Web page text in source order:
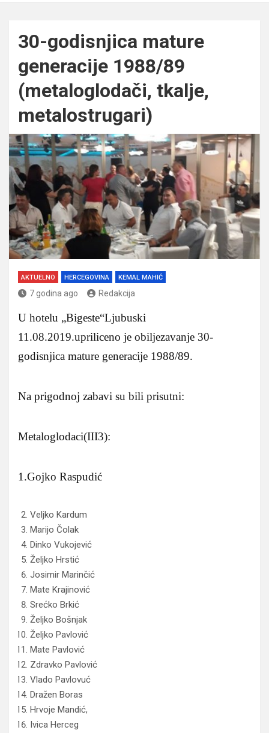
30-godisnjica mature
generacije 1988/89
(metaloglodači, tkalje,
metalostrugari)
AKTUELNO HERCEGOVINA KEMAL MAHIĆ
7 godina ago Redakcija
U hotelu „Bigeste“Ljubuski
11.08.2019.upriliceno je obiljezavanje 30-
godisnjica mature generacije 1988/89.
Na prigodnoj zabavi su bili prisutni:
Metaloglodaci(III3):
1.Gojko Raspudić
Veljko Kardum
Marijo Čolak
Dinko Vukojević
Željko Hrstić
Josimir Marinčić
Mate Krajinović
Srećko Brkić
Željko Bošnjak
Željko Pavlović
Mate Pavlović
Zdravko Pavlović
Vlado Pavlovuć
Dražen Boras
Hrvoje Mandić,
Ivica Herceg